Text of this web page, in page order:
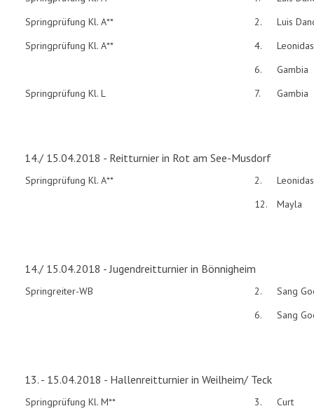
Springprüfung Kl. A**
2.
Luis
Springprüfung Kl. A**
4.
Leonidas
6.
Gambia
Springprüfung Kl. L
7. Gambia
14./ 15.04.2018 - Reitturnier in Rot am See-Musdorf
Springprüfung Kl. A** 2.
Leonidas
12.
Mayla
14./ 15.04.2018 - Jugendreitturnier in Bönnigheim
Springreiter-WB 2.
Sang
6.
Sang
13. - 15.04.2018 - Hallenreitturnier in Weilheim/ Teck
Springprüfung Kl. M** 3.
Curt